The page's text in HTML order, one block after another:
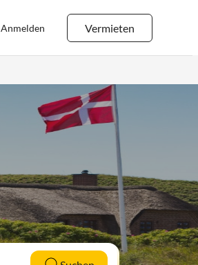
Vermieten
Anmelden